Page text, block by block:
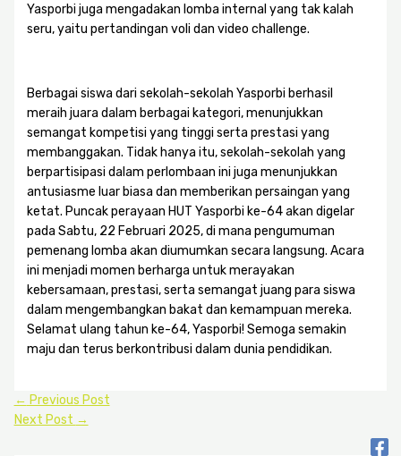
Yasporbi juga mengadakan lomba internal yang tak kalah
seru, yaitu pertandingan voli dan video challenge.
Berbagai siswa dari sekolah-sekolah Yasporbi berhasil
meraih juara dalam berbagai kategori, menunjukkan
semangat kompetisi yang tinggi serta prestasi yang
membanggakan. Tidak hanya itu, sekolah-sekolah yang
berpartisipasi dalam perlombaan ini juga menunjukkan
antusiasme luar biasa dan memberikan persaingan yang
ketat. Puncak perayaan HUT Yasporbi ke-64 akan digelar
pada Sabtu, 22 Februari 2025, di mana pengumuman
pemenang lomba akan diumumkan secara langsung. Acara
ini menjadi momen berharga untuk merayakan
kebersamaan, prestasi, serta semangat juang para siswa
dalam mengembangkan bakat dan kemampuan mereka.
Selamat ulang tahun ke-64, Yasporbi! Semoga semakin
maju dan terus berkontribusi dalam dunia pendidikan.
← Previous Post
Next Post →